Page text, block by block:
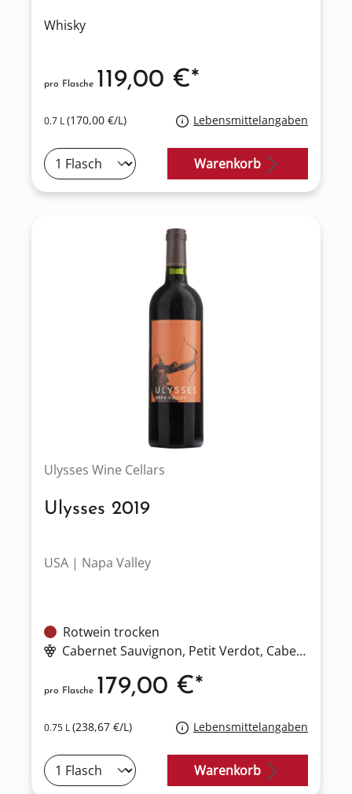
Whisky
0.7 L(170,00 €/L) Lebensmittelangaben
pro Flasche 119,00 €*
Warenkorb
Ulysses Wine Cellars
Ulysses 2019
USA | Napa Valley
Rotwein trocken
Cabernet Sauvignon, Petit Verdot, Cabernet Franc
0.75 L(238,67 €/L) Lebensmittelangaben
pro Flasche 179,00 €*
Warenkorb